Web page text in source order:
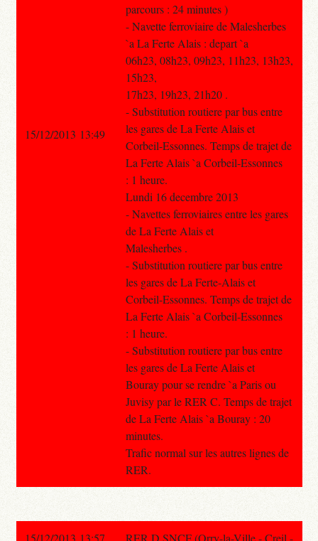
parcours : 24 minutes )
- Navette ferroviaire de Malesherbes
`a La Ferte Alais : depart `a
06h23, 08h23, 09h23, 11h23, 13h23,
15h23,
17h23, 19h23, 21h20 .
- Substitution routiere par bus entre
les gares de La Ferte Alais et
Corbeil-Essonnes. Temps de trajet de
La Ferte Alais `a Corbeil-Essonnes
: 1 heure.
Lundi 16 decembre 2013
- Navettes ferroviaires entre les gares
de La Ferte Alais et
Malesherbes .
- Substitution routiere par bus entre
les gares de La Ferte-Alais et
Corbeil-Essonnes. Temps de trajet de
La Ferte Alais `a Corbeil-Essonnes
: 1 heure.
- Substitution routiere par bus entre
les gares de La Ferte Alais et
Bouray pour se rendre `a Paris ou
Juvisy par le RER C. Temps de trajet
de La Ferte Alais `a Bouray : 20
minutes.
Trafic normal sur les autres lignes de
RER.
15/12/2013 13:49
15/12/2013 13:57 RER D SNCF (Orry-la-Ville - Creil -